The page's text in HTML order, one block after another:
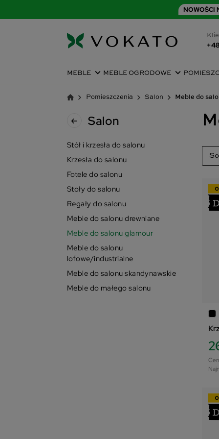
NOWOŚCI
MEBLE MEBLE OGRODOWE
Pomieszczenia Salon Meble do
Salon
Stół i krzesła do salonu
Krzesła do salonu
Fotele do salonu
Stoły do salonu
Regały do salonu
Meble do salonu drewniane
Meble do salonu glamour
Meble do salonu
lofowe/industrialne
Meble do salonu skandynawskie
Meble do małego salonu